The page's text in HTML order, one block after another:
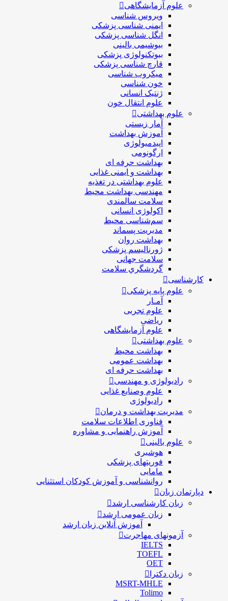
علوم آزمایشگاهی
ویروس شناسی
ایمنی شناسی پزشكی
انگل شناسی پزشکی
بیوشیمی بالینی
بیوتکنولوژی پزشکی
قارچ شناسی پزشکی
ميكروب شناسی
خون شناسی
ژنتیک انسانی
علوم انتقال خون
علوم بهداشتی
آمار زیستی
آموزش بهداشت
اپیدمیولوژی
ارگونومی
بهداشت حرفه ای
بهداشت و ایمنی غذایی
علوم بهداشتی در تغذیه
مهندسی بهداشت محيط
سلامت سالمندی
اکولوژی انسانی
سم‌شناسی محیط
مدیریت پسماند
بهداشت روان
ژورنالیسم پزشکی
سلامت جهانی
گردشگري سلامت
کارشناسی
علوم پایه پزشکی
آمـار
علوم تجربی
ریاضی
علوم آزمایشگاهی
علوم بهداشتی
بهداشت محیط
بهداشت عمومی
بهداشت حرفه ای
رادیولوژی و مهندسی
علوم وصنایع غذایی
رادیولوژی
مدیریت بهداشت و درمان
فناوری اطلاعات سلامت
آموزش راهنمایی و مشاوره
علوم بالینی
هوشبری
فوریتهای پزشکی
مامایی
روانشناسی و آموزش کودکان استثنایی
دپارتمان زبان
زبان کارشناسی ارشد
زبان عمومی ارشد
آموزش آنلاین زبان ارشد
آزمونهای مهاجرت
IELTS
TOEFL
OET
زبان دکترا
MSRT-MHLE
Tolimo